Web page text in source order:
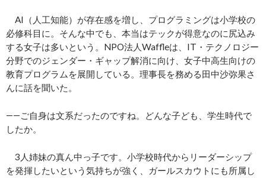
AI（人工知能）が存在感を増し、プログラミングは小学校の
必修科目に。そんな中でも、本当はテックが得意なのに尻込み
する女子は多いという。NPO法人Waffleは、IT・テクノロジー
分野でのジェンダー・ギャップ解消に向け、女子中高生向けの
教育プログラムを展開している。理事長を務める田中沙弥果さ
んに話を聞いた。
――ご自身は文系だったのですね。どんな子ども、学生時代で
したか。
3人姉妹の真ん中っ子です。小学校時代からリーダーシップ
を発揮したいという気持ちが強く、ガールスカウトにも所属し